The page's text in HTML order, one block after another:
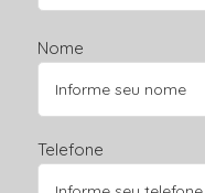
Nome
Telefone